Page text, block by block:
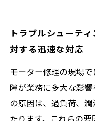
トラブルシューテ
対する迅速な対応
モーター修理の現場
障が業務に多大な影
の原因は、過負荷、
たります。これらの